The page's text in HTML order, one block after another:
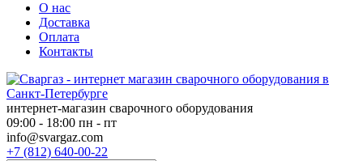
О нас
Доставка
Оплата
Контакты
интернет-магазин сварочного оборудования
09:00 - 18:00 пн - пт
info@svargaz.com
+7 (812) 640-00-22